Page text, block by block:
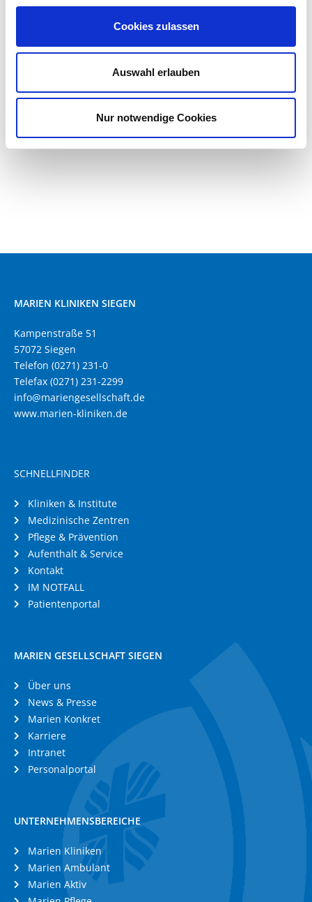
Cookies zulassen
Auswahl erlauben
Nur notwendige Cookies
Patienteninformation
Informationen für Ärzte
MARIEN KLINIKEN SIEGEN
Kampenstraße 51
57072 Siegen
Telefon (0271) 231-0
Telefax (0271) 231-2299
info@mariengesellschaft.de
www.marien-kliniken.de
SCHNELLFINDER
Kliniken & Institute
Medizinische Zentren
Pflege & Prävention
Aufenthalt & Service
Kontakt
IM NOTFALL
Patientenportal
MARIEN GESELLSCHAFT SIEGEN
Über uns
News & Presse
Marien Konkret
Karriere
Intranet
Personalportal
UNTERNEHMENSBEREICHE
Marien Kliniken
Marien Ambulant
Marien Aktiv